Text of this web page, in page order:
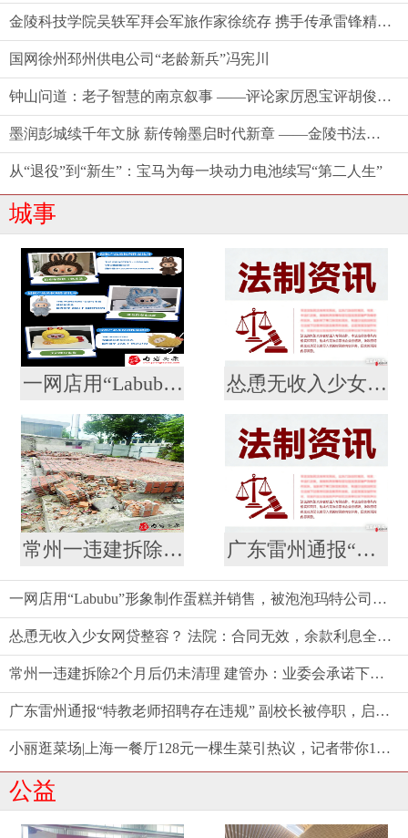
金陵科技学院吴轶军拜会军旅作家徐统存 携手传承雷锋精神与中华文脉
国网徐州邳州供电公司“老龄新兵”冯宪川
钟山问道：老子智慧的南京叙事 ——评论家厉恩宝评胡俊新作《〈老子〉今读》
墨润彭城续千年文脉 薪传翰墨启时代新章 ——金陵书法院徐州分院盛大揭牌
从“退役”到“新生”：宝马为每一块动力电池续写“第二人生”
城事
一网店用“Labubu”形象制作蛋糕并销售，被泡泡玛特公司起诉 怂恿无收入少女网贷整容？ 法院：合同无效，余款利息全由商家担！
常州一违建拆除2个月后仍未清理 建管办：业委会承诺下周一前清理结束 广东雷州通报“特教老师招聘存在违规” 副校长被停职，启动问责程序
一网店用“Labubu”形象制作蛋糕并销售，被泡泡玛特公司起诉
怂恿无收入少女网贷整容？ 法院：合同无效，余款利息全由商家担！
常州一违建拆除2个月后仍未清理 建管办：业委会承诺下周一前清理结束
广东雷州通报“特教老师招聘存在违规” 副校长被停职，启动问责程序
小丽逛菜场|上海一餐厅128元一棵生菜引热议，记者带你10元以内复刻同款沙拉
公益